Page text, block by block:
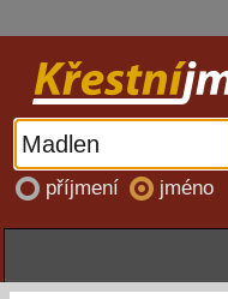
příjmení jméno